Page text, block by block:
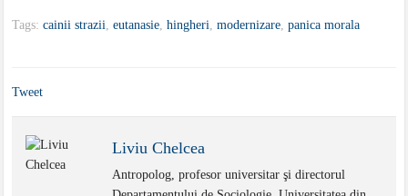
Tags:cainii strazii ,eutanasie ,hingheri ,modernizare ,panica morala
Tweet
Liviu Chelcea
Antropolog, profesor universitar şi directorul